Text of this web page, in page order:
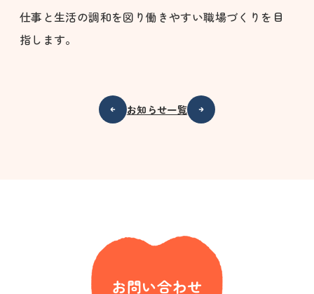
仕事と生活の調和を図り働きやすい職場づくりを目
指します。
お知らせ一覧
お問い合わせ